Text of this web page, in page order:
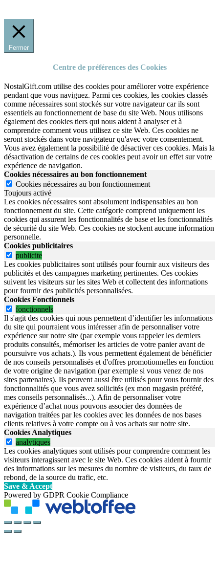
Fermer
Centre de préférences des Cookies
NostalGift.com utilise des cookies pour améliorer votre expérience
pendant que vous naviguez. Parmi ces cookies, les cookies classés
comme nécessaires sont stockés sur votre navigateur car ils sont
essentiels au fonctionnement de base du site Web. Nous utilisons
également des cookies tiers qui nous aident à analyser et à
comprendre comment vous utilisez ce site Web. Ces cookies ne
seront stockés dans votre navigateur qu'avec votre consentement.
Vous avez également la possibilité de désactiver ces cookies. Mais la
désactivation de certains de ces cookies peut avoir un effet sur votre
expérience de navigation.
Cookies nécessaires au bon fonctionnement
Cookies nécessaires au bon fonctionnement
Toujours activé
Les cookies nécessaires sont absolument indispensables au bon
fonctionnement du site. Cette catégorie comprend uniquement les
cookies qui assurent les fonctionnalités de base et les fonctionnalités
de sécurité du site Web. Ces cookies ne stockent aucune information
personnelle.
Cookies publicitaires
publicite
Les cookies publicitaires sont utilisés pour fournir aux visiteurs des
publicités et des campagnes marketing pertinentes. Ces cookies
suivent les visiteurs sur les sites Web et collectent des informations
pour fournir des publicités personnalisées.
Cookies Fonctionnels
fonctionnels
Il s'agit des cookies qui nous permettent d’identifier les informations
du site qui pourraient vous intéresser afin de personnaliser votre
expérience sur notre site (par exemple vous rappeler les derniers
produits consultés, mémoriser les articles de votre panier avant de
poursuivre vos achats.). Ils vous permettent également de bénéficier
de nos conseils personnalisés et d'offres promotionnelles en fonction
de votre origine de navigation (par exemple si vous venez de nos
sites partenaires). Ils peuvent aussi être utilisés pour vous fournir des
fonctionnalités que vous avez sollicités (ex mon magasin préféré,
mes conseils personnalisés...). Afin de personnaliser votre
expérience d’achat nous pouvons associer des données de
navigation traitées par les cookies avec les données de nos bases
clients relatives à votre compte ou à vos achats sur notre site.
Cookies Analytiques
analytiques
Les cookies analytiques sont utilisés pour comprendre comment les
visiteurs interagissent avec le site Web. Ces cookies aident à fournir
des informations sur les mesures du nombre de visiteurs, du taux de
rebond, de la source du trafic, etc.
Save & Accept
Powered by GDPR Cookie Compliance